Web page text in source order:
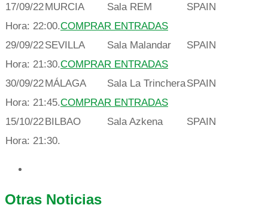
17/09/22MURCIA Sala REM
SPAIN
Hora: 22:00.COMPRAR ENTRADAS
29/09/22SEVILLA Sala Malandar
SPAIN
Hora: 21:30.COMPRAR ENTRADAS
30/09/22MÁLAGA Sala La TrincheraSPAIN
Hora: 21:45.COMPRAR ENTRADAS
15/10/22BILBAO Sala Azkena
SPAIN
Hora: 21:30.
Otras Noticias